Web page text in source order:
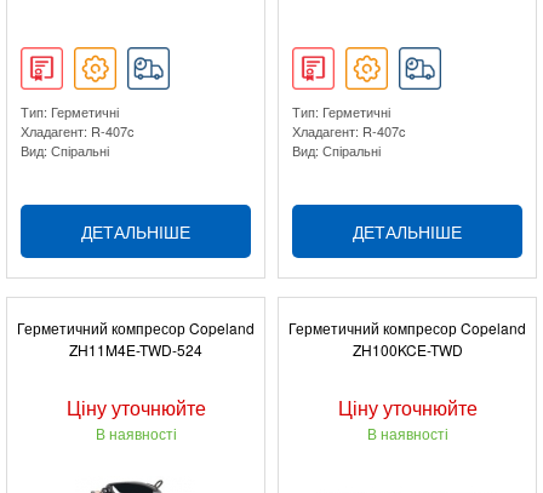
Тип: Герметичні
Хладагент: R-407c
Вид: Спіральні
ДЕТАЛЬНІШЕ
Тип: Герметичні
Хладагент: R-407c
Вид: Спіральні
ДЕТАЛЬНІШЕ
Герметичний компресор Copeland
ZH11M4E-TWD-524
Ціну уточнюйте
В наявності
Герметичний компресор Copeland
ZH100KCE-TWD
Ціну уточнюйте
В наявності